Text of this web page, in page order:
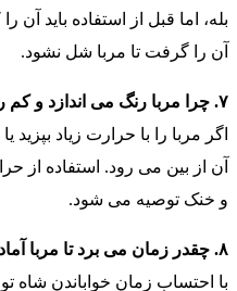
بله، اما قبل از استفاده باید
آن را گرفت تا مربا شل نشود.
۷. چرا مربا رنگ می اندازد و کم رنگ می شود؟
اگر مربا را با حرارت زیاد
آن از بین می رود. استفاده از
و خنک توصیه می شود.
۸. چقدر زمان می برد تا مربا آماده شود؟